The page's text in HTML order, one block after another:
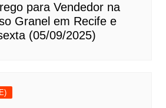
para Vendedor na
Granel em Recife e
(05/09/2025)